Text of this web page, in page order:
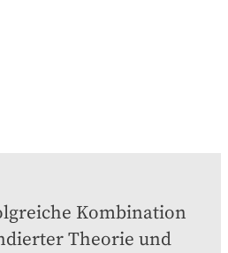
Kombination
Theorie und